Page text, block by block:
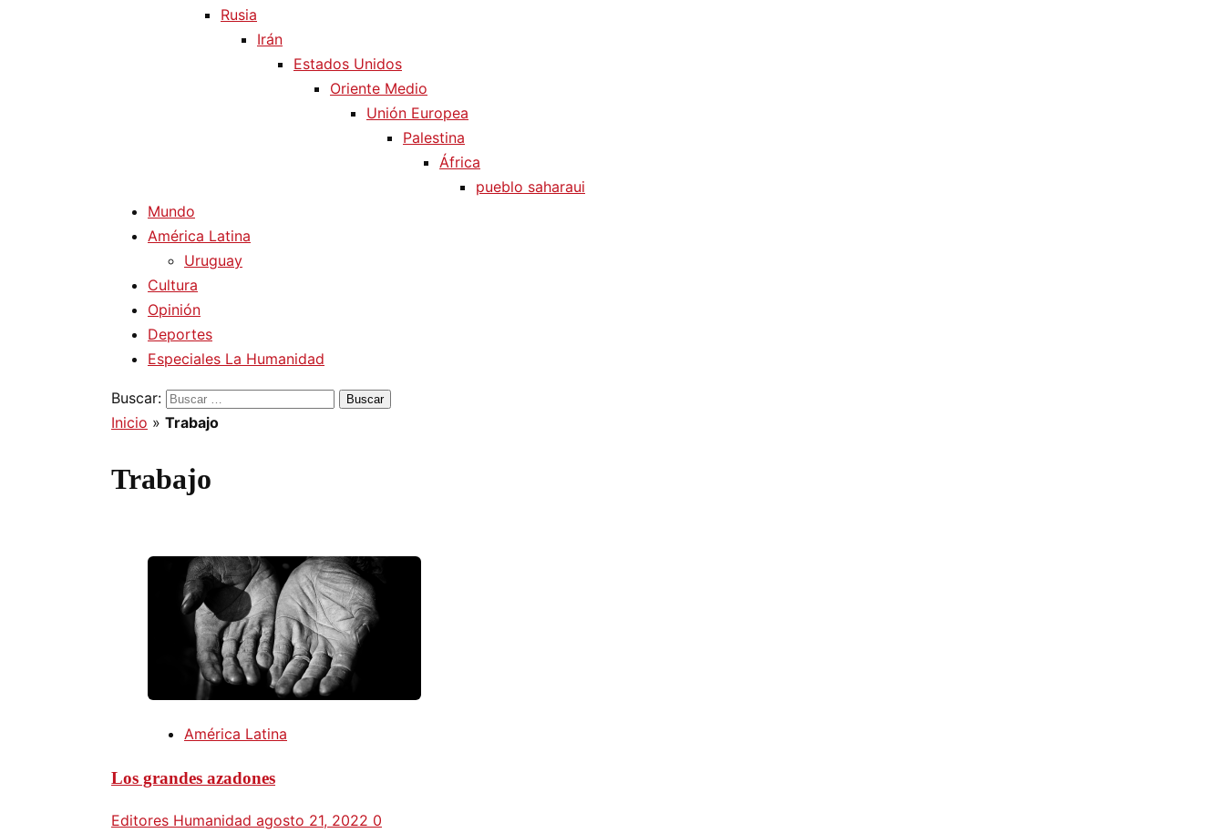
Rusia
Irán
Estados Unidos
Oriente Medio
Unión Europea
Palestina
África
pueblo saharaui
Mundo
América Latina
Uruguay
Cultura
Opinión
Deportes
Especiales La Humanidad
Buscar:
Inicio » Trabajo
Trabajo
América Latina
Los grandes azadones
Editores Humanidad agosto 21, 2022 0